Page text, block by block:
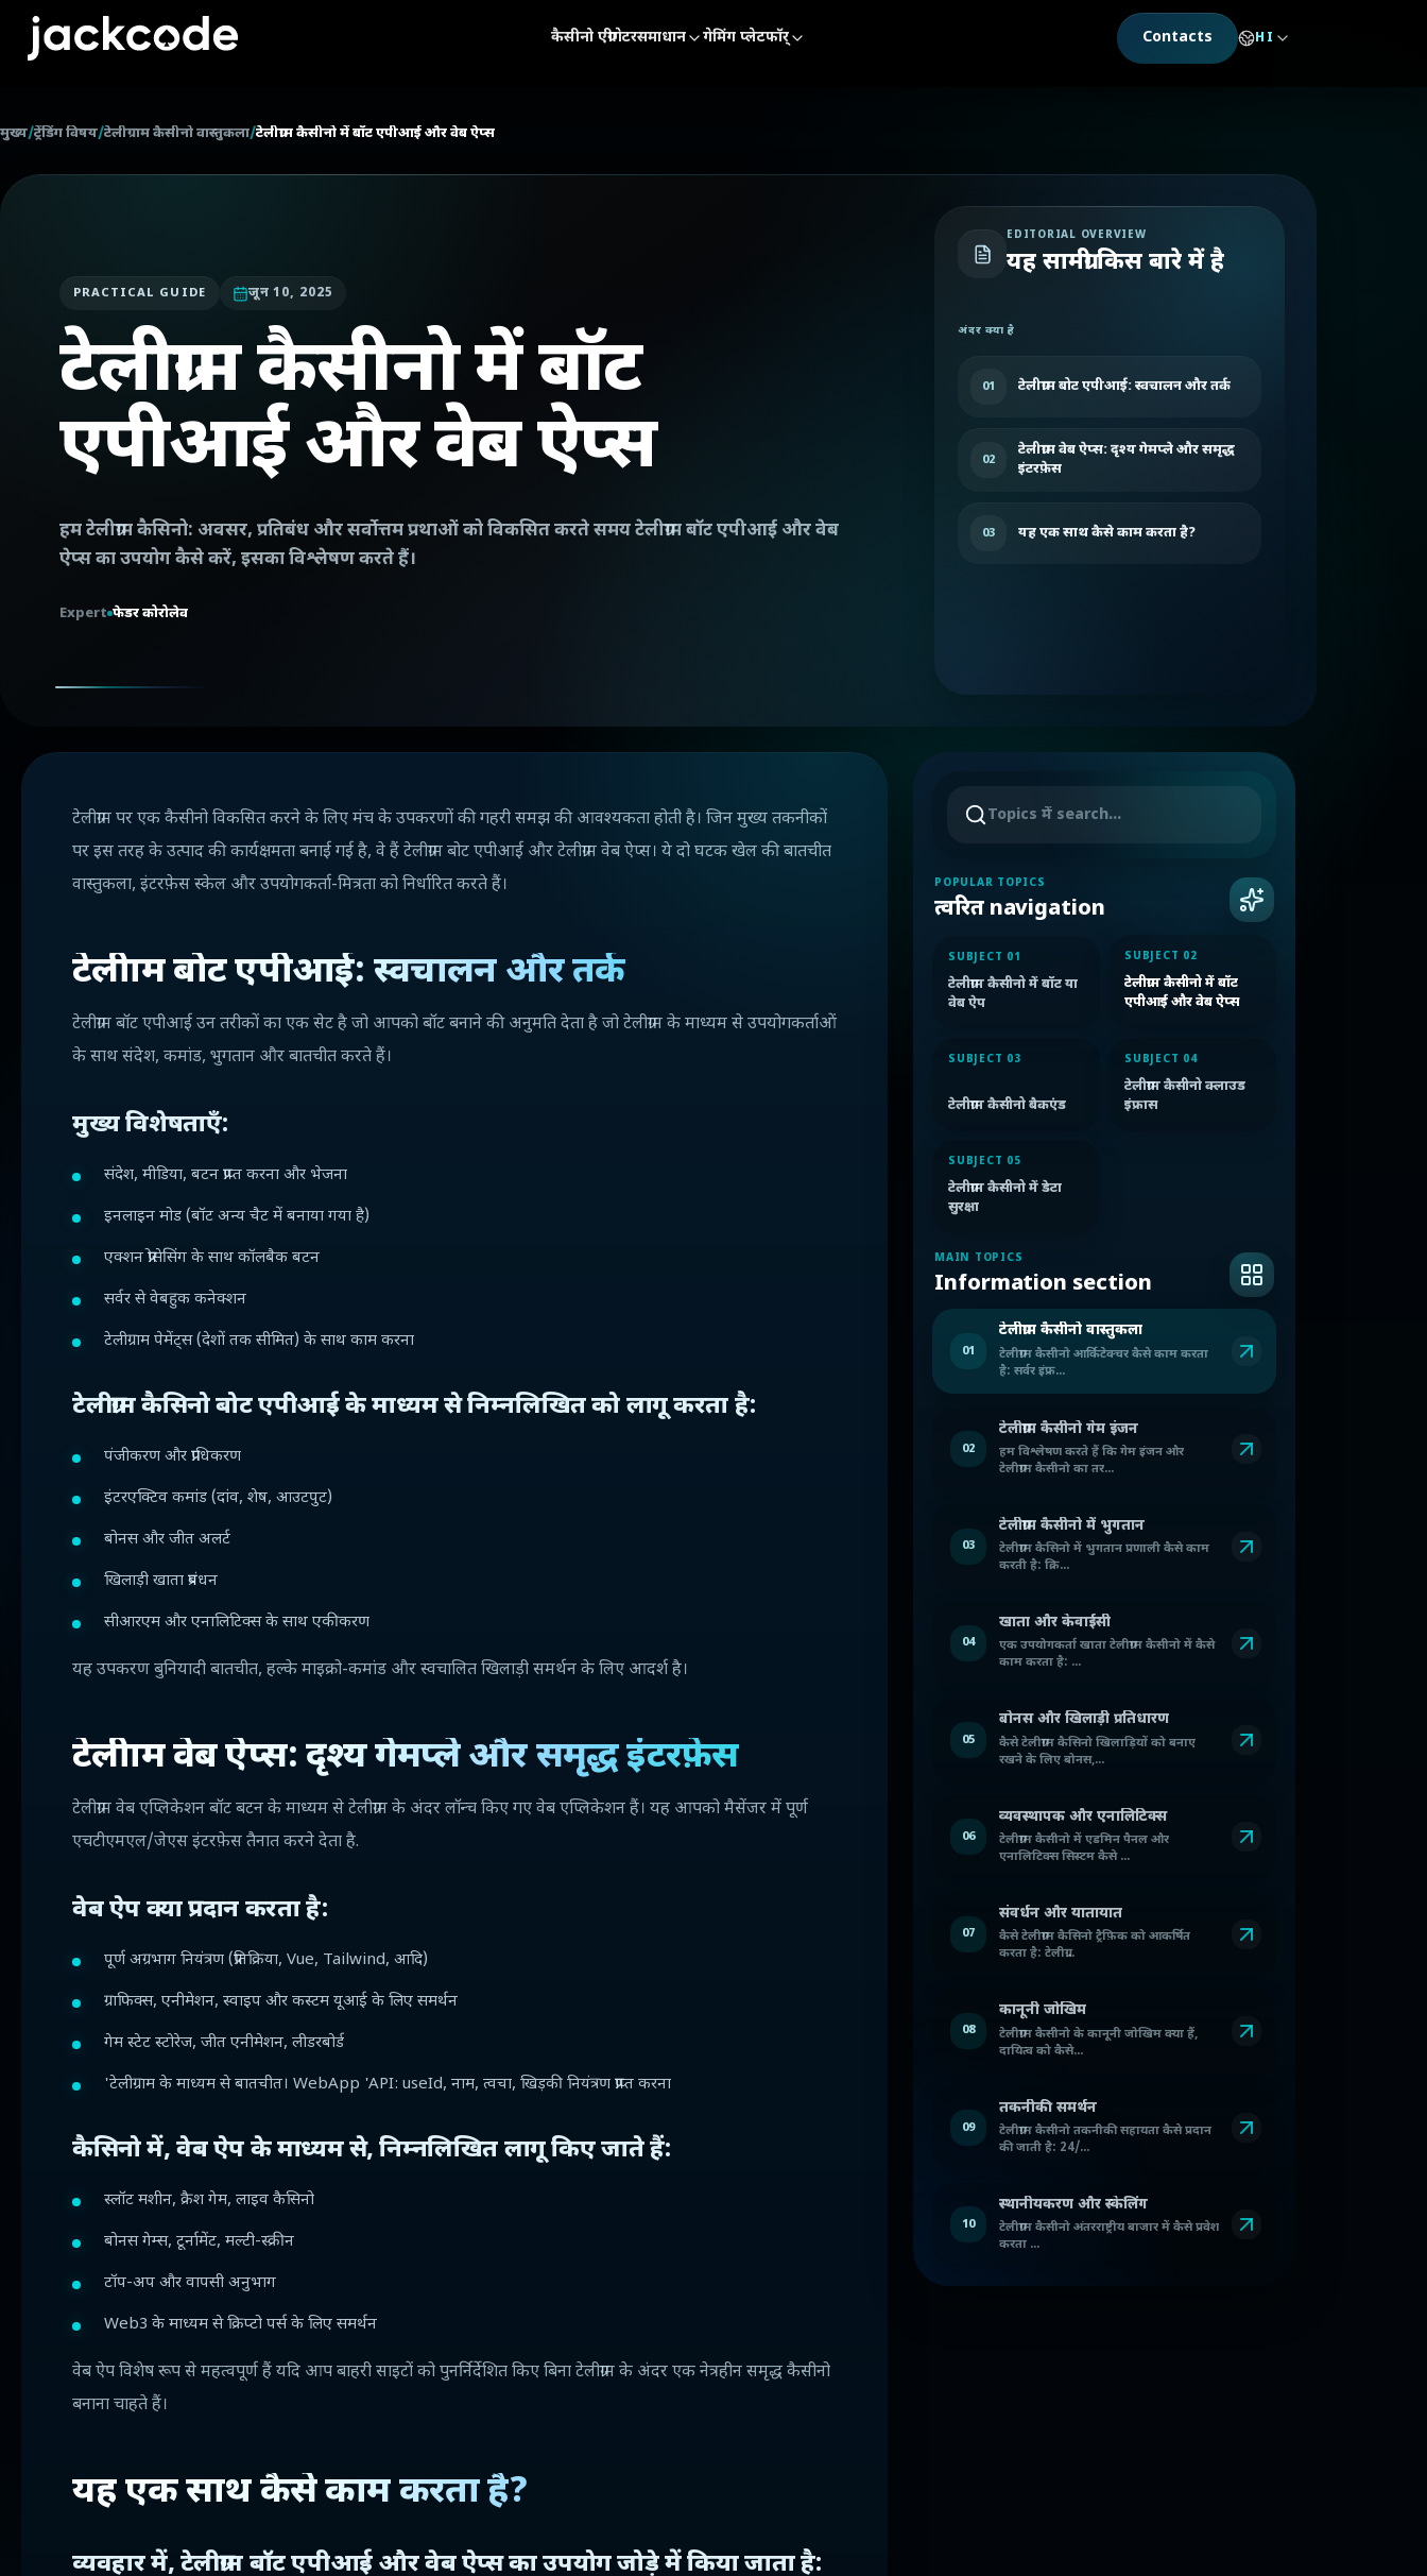
कैसीनो एग्रीगेटरसमाधान गेमिंग प्लेटफॉर् Contacts HI
मुख्य/ट्रेंडिंग विषय/टेलीग्राम कैसीनो वास्तुकला/टेलीग्राम कैसीनो में बॉट एपीआई और वेब ऐप्स
PRACTICAL GUIDE जून 10, 2025
टेलीग्राम कैसीनो में बॉट
एपीआई और वेब ऐप्स
हम टेलीग्राम कैसिनो: अवसर, प्रतिबंध और सर्वोत्तम प्रथाओं को विकसित करते समय टेलीग्राम बॉट एपीआई और वेब
ऐप्स का उपयोग कैसे करें, इसका विश्लेषण करते हैं।
Expert फेडर कोरोलेव
EDITORIAL OVERVIEW
यह सामग्री किस बारे में है
अंदर क्या है
01 टेलीग्राम बोट एपीआई: स्वचालन और तर्क
02
टेलीग्राम वेब ऐप्स: दृश्य गेमप्ले और समृद्ध
इंटरफ़ेस
03 यह एक साथ कैसे काम करता है?
टेलीग्राम पर एक कैसीनो विकसित करने के लिए मंच के उपकरणों की गहरी समझ की आवश्यकता होती है। जिन मुख्य तकनीकों
पर इस तरह के उत्पाद की कार्यक्षमता बनाई गई है, वे हैं टेलीग्राम बोट एपीआई और टेलीग्राम वेब ऐप्स। ये दो घटक खेल की बातचीत
वास्तुकला, इंटरफ़ेस स्केल और उपयोगकर्ता-मित्रता को निर्धारित करते हैं।
टेलीग्राम बोट एपीआई: स्वचालन और तर्क
टेलीग्राम बॉट एपीआई उन तरीकों का एक सेट है जो आपको बॉट बनाने की अनुमति देता है जो टेलीग्राम के माध्यम से उपयोगकर्ताओं
के साथ संदेश, कमांड, भुगतान और बातचीत करते हैं।
मुख्य विशेषताएँ:
संदेश, मीडिया, बटन प्राप्त करना और भेजना
इनलाइन मोड (बॉट अन्य चैट में बनाया गया है)
एक्शन प्रोसेसिंग के साथ कॉलबैक बटन
सर्वर से वेबहुक कनेक्शन
टेलीग्राम पेमेंट्स (देशों तक सीमित) के साथ काम करना
टेलीग्राम कैसिनो बोट एपीआई के माध्यम से निम्नलिखित को लागू करता है:
पंजीकरण और प्राधिकरण
इंटरएक्टिव कमांड (दांव, शेष, आउटपुट)
बोनस और जीत अलर्ट
खिलाड़ी खाता प्रबंधन
सीआरएम और एनालिटिक्स के साथ एकीकरण
यह उपकरण बुनियादी बातचीत, हल्के माइक्रो-कमांड और स्वचालित खिलाड़ी समर्थन के लिए आदर्श है।
टेलीग्राम वेब ऐप्स: दृश्य गेमप्ले और समृद्ध इंटरफ़ेस
टेलीग्राम वेब एप्लिकेशन बॉट बटन के माध्यम से टेलीग्राम के अंदर लॉन्च किए गए वेब एप्लिकेशन हैं। यह आपको मैसेंजर में पूर्ण
एचटीएमएल/जेएस इंटरफ़ेस तैनात करने देता है.
वेब ऐप क्या प्रदान करता है:
पूर्ण अग्रभाग नियंत्रण (प्रतिक्रिया, Vue, Tailwind, आदि)
ग्राफिक्स, एनीमेशन, स्वाइप और कस्टम यूआई के लिए समर्थन
गेम स्टेट स्टोरेज, जीत एनीमेशन, लीडरबोर्ड
'टेलीग्राम के माध्यम से बातचीत। WebApp 'API: useId, नाम, त्वचा, खिड़की नियंत्रण प्राप्त करना
कैसिनो में, वेब ऐप के माध्यम से, निम्नलिखित लागू किए जाते हैं:
स्लॉट मशीन, क्रैश गेम, लाइव कैसिनो
बोनस गेम्स, टूर्नामेंट, मल्टी-स्क्रीन
टॉप-अप और वापसी अनुभाग
Web3 के माध्यम से क्रिप्टो पर्स के लिए समर्थन
वेब ऐप विशेष रूप से महत्वपूर्ण हैं यदि आप बाहरी साइटों को पुनर्निर्देशित किए बिना टेलीग्राम के अंदर एक नेत्रहीन समृद्ध कैसीनो
बनाना चाहते हैं।
यह एक साथ कैसे काम करता है?
व्यवहार में, टेलीग्राम बॉट एपीआई और वेब ऐप्स का उपयोग जोड़े में किया जाता है:
POPULAR TOPICS
त्वरित navigation
SUBJECT 01
टेलीग्राम कैसीनो में बॉट या
वेब ऐप
SUBJECT 02
टेलीग्राम कैसीनो में बॉट
एपीआई और वेब ऐप्स
SUBJECT 03
टेलीग्राम कैसीनो बैकएंड
SUBJECT 04
टेलीग्राम कैसीनो क्लाउड
इंफ्रास
SUBJECT 05
टेलीग्राम कैसीनो में डेटा
सुरक्षा
MAIN TOPICS
Information section
01
टेलीग्राम कैसीनो वास्तुकला
टेलीग्राम कैसीनो आर्किटेक्चर कैसे काम करता
है: सर्वर इंफ्र...
02
टेलीग्राम कैसीनो गेम इंजन
हम विश्लेषण करते हैं कि गेम इंजन और
टेलीग्राम कैसीनो का तर...
03
टेलीग्राम कैसीनो में भुगतान
टेलीग्राम कैसिनो में भुगतान प्रणाली कैसे काम
करती है: क्रि...
04
खाता और केवाईसी
एक उपयोगकर्ता खाता टेलीग्राम कैसीनो में कैसे
काम करता है: ...
05
बोनस और खिलाड़ी प्रतिधारण
कैसे टेलीग्राम कैसिनो खिलाड़ियों को बनाए
रखने के लिए बोनस,...
06
व्यवस्थापक और एनालिटिक्स
टेलीग्राम कैसीनो में एडमिन पैनल और
एनालिटिक्स सिस्टम कैसे ...
07
संवर्धन और यातायात
कैसे टेलीग्राम कैसिनो ट्रैफ़िक को आकर्षित
करता है: टेलीग्र...
08
कानूनी जोखिम
टेलीग्राम कैसीनो के कानूनी जोखिम क्या हैं,
दायित्व को कैसे...
09
तकनीकी समर्थन
टेलीग्राम कैसीनो तकनीकी सहायता कैसे प्रदान
की जाती है: 24/...
10
स्थानीयकरण और स्केलिंग
टेलीग्राम कैसीनो अंतरराष्ट्रीय बाजार में कैसे प्रवेश
करता ...